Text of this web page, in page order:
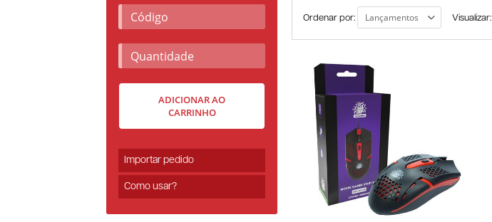
ADICIONAR AO
CARRINHO
Importar pedido
Como usar?
Ordenar por: Visualizar: